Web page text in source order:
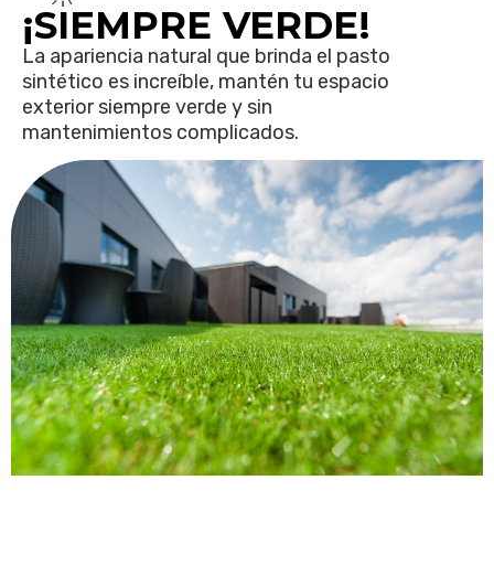
¡SIEMPRE VERDE!
La apariencia natural que brinda el pasto
sintético es increíble, mantén tu espacio
exterior siempre verde y sin
mantenimientos complicados.